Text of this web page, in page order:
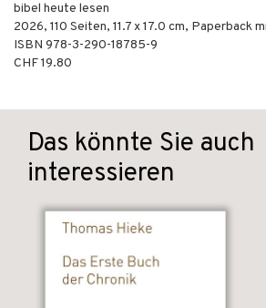
bibel heute lesen
2026, 110 Seiten, 11.7 x 17.0 cm, Paperback
ISBN 978-3-290-18785-9
CHF 19.80
Das könnte Sie auch
interessieren